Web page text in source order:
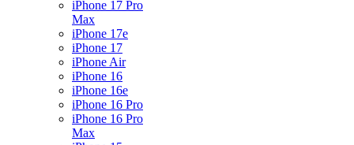
iPhone 17 Pro
Max
iPhone 17e
iPhone 17
iPhone Air
iPhone 16
iPhone 16e
iPhone 16 Pro
iPhone 16 Pro
Max